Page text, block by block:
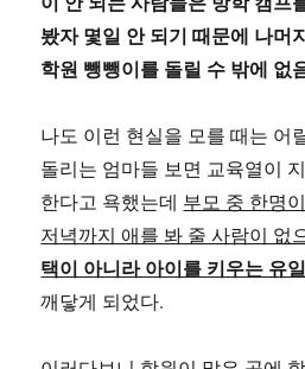
봤자 몇일 안 되기 때문에 나머
학원 뺑뺑이를 돌릴 수 밖에 없
나도 이런 현실을 모를 때는 어
돌리는 엄마들 보면 교육열이
한다고 욕했는데 부모 중 한명
저녁까지 애를 봐 줄 사람이 없
택이 아니라 아이를 키우는 유
깨닿게 되었다.